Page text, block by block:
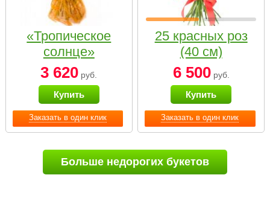
Заказать в один клик
«Тропическое
солнце»
3 620 руб.
Купить
Заказать в один клик
25 красных роз
(40 см)
6 500руб.
Купить
Больше недорогих букетов